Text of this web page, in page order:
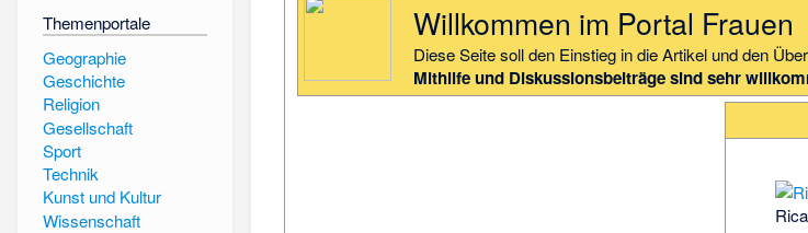
Themenportale
Geographie
Geschichte
Religion
Gesellschaft
Sport
Technik
Kunst und Kultur
Wissenschaft
Willkommen im Portal Frauen
Diese Seite soll den Einstieg in die Artikel und den
Mithilfeund Diskussionsbeiträgesind sehr